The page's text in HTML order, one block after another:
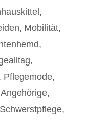
,
, Mobilität,
,
,
Pflegemode,
,
Schwerstpflege,